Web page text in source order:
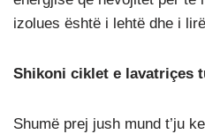
izolues është i lehtë dhe i
Shikoni ciklet e lavatriçes
Shumë prej jush mund t’ju